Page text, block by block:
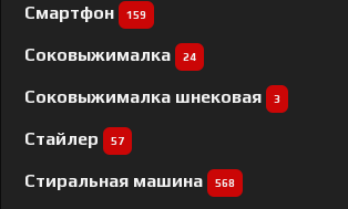
Смартфон 159
Соковыжималка 24
Соковыжималка шнековая 3
Стайлер 57
Стиральная машина 568